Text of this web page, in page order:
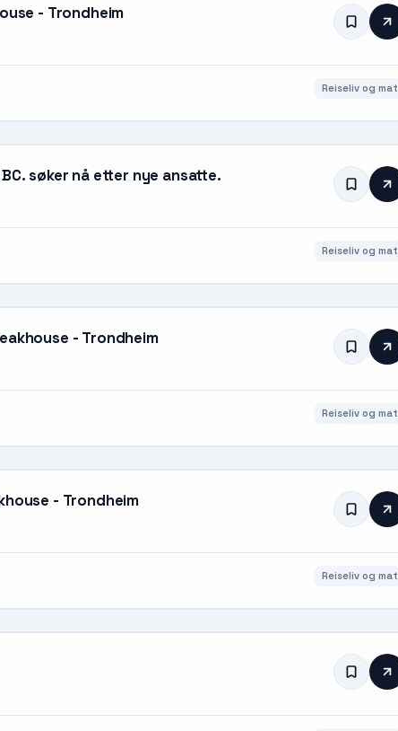
- Trondheim
Reiseliv og mat
søker nå etter nye ansatte.
Reiseliv og mat
- Trondheim
Reiseliv og mat
- Trondheim
Reiseliv og mat